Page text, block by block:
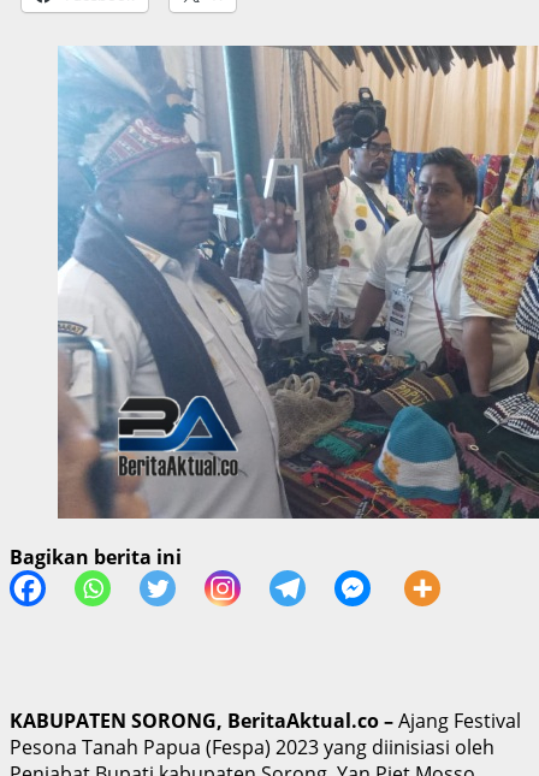
Bagikan berita ini
KABUPATEN SORONG, BeritaAktual.co –Ajang Festival
Pesona Tanah Papua (Fespa) 2023 yang diinisiasi oleh